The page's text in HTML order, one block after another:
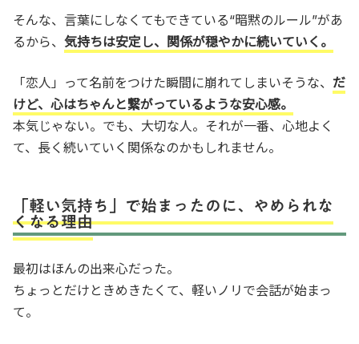
そんな、言葉にしなくてもできている“暗黙のルール”があ
るから、 気持ちは安定し、関係が穏やかに続いていく。
「恋人」って名前をつけた瞬間に崩れてしまいそうな、 だ
けど、心はちゃんと繋がっているような安心感。
本気じゃない。でも、大切な人。それが一番、心地よく
て、長く続いていく関係なのかもしれません。
「軽い気持ち」で始まったのに、やめられな
くなる理由
最初はほんの出来心だった。
ちょっとだけときめきたくて、軽いノリで会話が始まっ
て。